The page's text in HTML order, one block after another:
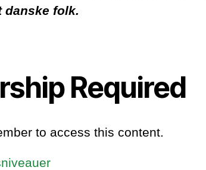
folk.
Required
to access this content.